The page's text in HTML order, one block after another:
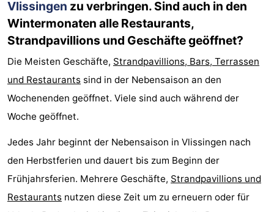
Vlissingen zu verbringen. Sind auch in den
Wintermonaten alle Restaurants,
Strandpavillions und Geschäfte geöffnet?
Die Meisten Geschäfte, Strandpavillions, Bars, Terrassen
und Restaurants sind in der Nebensaison an den
Wochenenden geöffnet. Viele sind auch während der
Woche geöffnet.
Jedes Jahr beginnt der Nebensaison in Vlissingen nach
den Herbstferien und dauert bis zum Beginn der
Frühjahrsferien. Mehrere Geschäfte, Strandpavillions und
Restaurants nutzen diese Zeit um zu erneuern oder für